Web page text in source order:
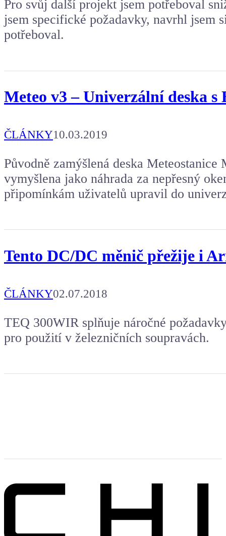
Pro svůj další projekt jsem potřeboval
jsem specifické požadavky, navrhl jsem
potřeboval.
Meteo v3 – Univerzální deska s
ČLÁNKY10.03.2019
Původně zamýšlená deska
vymyšlena jako náhrada za nepřesný
připomínkám uživatelů upravil do
Tento DC/DC měnič přežije i
ČLÁNKY02.07.2018
TEQ 300WIR splňuje náročné
pro použití v železničních soupravách.